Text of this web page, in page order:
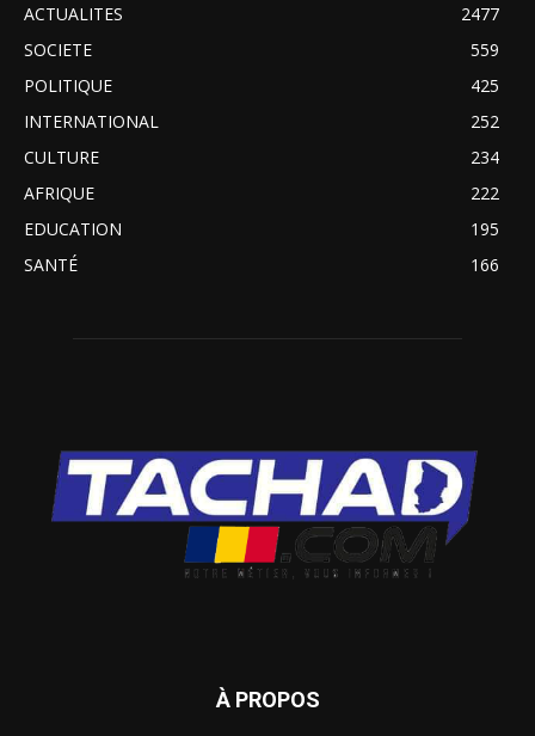
ACTUALITES
2477
SOCIETE
559
POLITIQUE
425
INTERNATIONAL
252
CULTURE
234
AFRIQUE
222
EDUCATION
195
SANTÉ
166
À PROPOS